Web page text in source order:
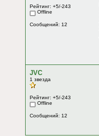
Рейтинг: +5/-243
Offline
Сообщений: 12
JVC
1 звезда
Рейтинг: +5/-243
Offline
Сообщений: 12